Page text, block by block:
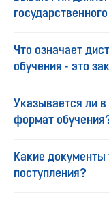
Что означает
обучения - это
Указывается ли
формат
Какие документы
поступления?